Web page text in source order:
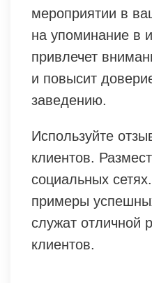
мероприятии в
на упоминание в
привлечет
и повысит
заведению.
Используйте
клиентов.
социальных
примеры
служат отличной
клиентов.